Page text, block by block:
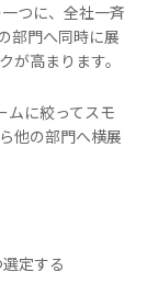
つに、全社一斉
部門へ同時に展
が高まります。
ムに絞ってスモ
他の部門へ横展
定する